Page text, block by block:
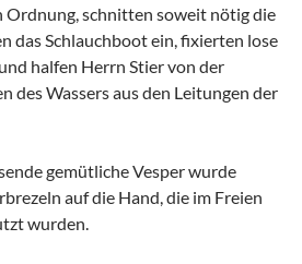
schnitten soweit nötig die
das Schlauchboot ein, fixierten lose
halfen Herrn Stier von der
des Wassers aus den Leitungen der
gemütliche Vesper wurde
auf die Hand, die im Freien
wurden.